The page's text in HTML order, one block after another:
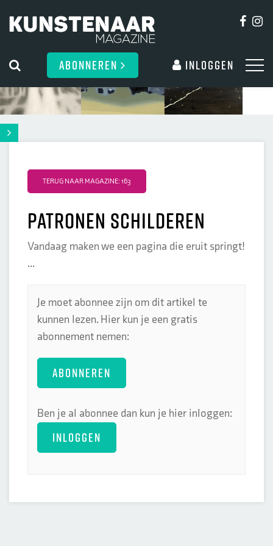
ABONNEREN Inloggen
TERUG NAAR MAGAZINE: 163
patronen schilderen
Vandaag maken we een pagina die eruit springt!
...
Je moet abonnee zijn om dit artikel te
kunnen lezen. Hier kun je een gratis
abonnement nemen:
ABONNEREN
Ben je al abonnee dan kun je hier inloggen:
INLOGGEN